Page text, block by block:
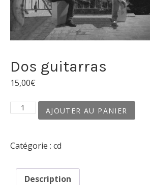
Dos guitarras
15,00€
quantité
guitarras
AJOUTER AU PANIER
Catégorie : cd
Description